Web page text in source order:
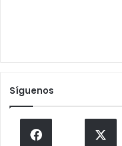
Síguenos